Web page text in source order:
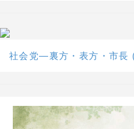
社会党―裏方・表方・市長